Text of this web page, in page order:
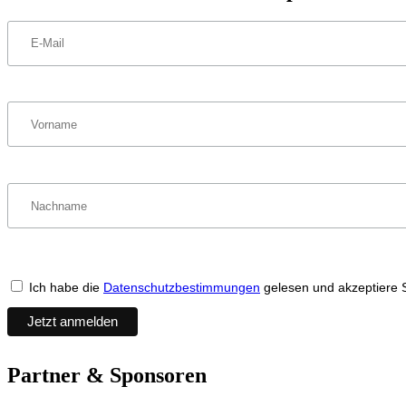
Ich habe die Datenschutzbestimmungen gelesen und akzeptiere
Partner & Sponsoren